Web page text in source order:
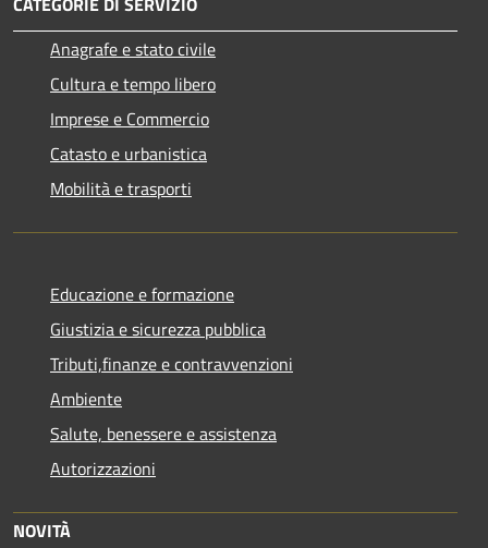
Anagrafe e stato civile
Cultura e tempo libero
Imprese e Commercio
Catasto e urbanistica
Mobilità e trasporti
Educazione e formazione
Giustizia e sicurezza pubblica
Tributi,finanze e contravvenzioni
Ambiente
Salute, benessere e assistenza
Autorizzazioni
NOVITÀ